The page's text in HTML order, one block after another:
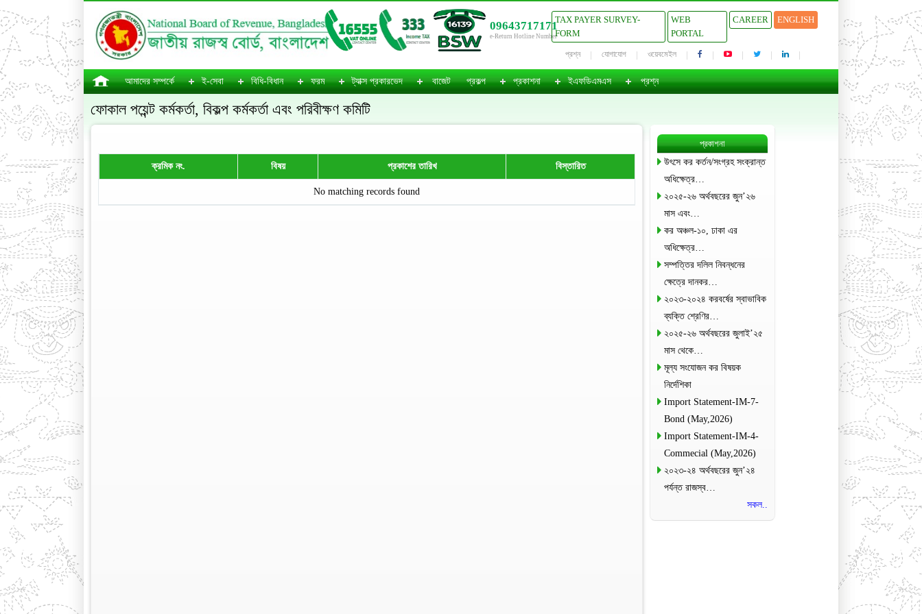
09643717171
e-Return Hotline Number
TAX PAYER SURVEY-
FORM
WEB
PORTAL
CAREER ENGLISH
প্রশ্ন যোগাযোগ ওয়েবমেইল
আমাদের সম্পর্কে ই-সেবা বিধি-বিধান ফরম ট্যাক্স প্রকারভেদ বাজেট প্রকল্প প্রকাশনা ইএফডিএমএস প্রশ্ন
ফোকাল পয়েন্ট কর্মকর্তা, বিকল্প কর্মকর্তা এবং পরিবীক্ষণ কমিটি
ক্রমিক নং. বিষয় প্রকাশের তারিখ বিস্তারিত
No matching records found
প্রকাশনা
উৎসে কর কর্তন/সংগ্রহ সংক্রান্ত
অধিক্ষেত্র…
২০২৫-২৬ অর্থবছরের জুন’২৬
মাস এবং…
কর অঞ্চল-১০, ঢাকা এর
অধিক্ষেত্র…
সম্পত্তির দলিল নিবন্ধনের
ক্ষেত্রে দানকর…
২০২৩-২০২৪ করবর্ষের স্বাভাবিক
ব্যক্তি শ্রেণির…
২০২৫-২৬ অর্থবছরের জুলাই’২৫
মাস থেকে…
মূল্য সংযোজন কর বিষয়ক
নির্দেশিকা
Import Statement-IM-7-
Bond (May,2026)
Import Statement-IM-4-
Commecial (May,2026)
২০২৩-২৪ অর্থবছরের জুন’২৪
পর্যন্ত রাজস্ব…
সকল..